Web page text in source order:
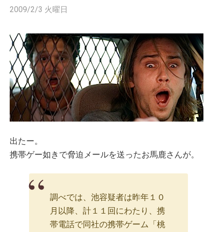
2009/2/3 火曜日
出たー。
携帯ゲー如きで脅迫メールを送ったお馬鹿さんが。
調べでは、池容疑者は昨年１０
月以降、計１１回にわたり、携
帯電話で同社の携帯ゲーム「桃